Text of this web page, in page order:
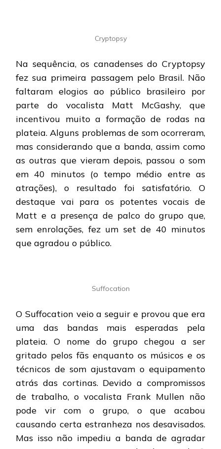
Cryptopsy
Na sequência, os canadenses do Cryptopsy
fez sua primeira passagem pelo Brasil. Não
faltaram elogios ao público brasileiro por
parte do vocalista Matt McGashy, que
incentivou muito a formação de rodas na
plateia. Alguns problemas de som ocorreram,
mas considerando que a banda, assim como
as outras que vieram depois, passou o som
em 40 minutos (o tempo médio entre as
atrações), o resultado foi satisfatório. O
destaque vai para os potentes vocais de
Matt e a presença de palco do grupo que,
sem enrolações, fez um set de 40 minutos
que agradou o público.
Suffocation
O Suffocation veio a seguir e provou que era
uma das bandas mais esperadas pela
plateia. O nome do grupo chegou a ser
gritado pelos fãs enquanto os músicos e os
técnicos de som ajustavam o equipamento
atrás das cortinas. Devido a compromissos
de trabalho, o vocalista Frank Mullen não
pode vir com o grupo, o que acabou
causando certa estranheza nos desavisados.
Mas isso não impediu a banda de agradar